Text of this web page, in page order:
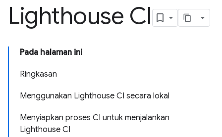
Lighthouse CI
Pada halaman ini
Ringkasan
Menggunakan Lighthouse CI secara lokal
Menyiapkan proses CI untuk menjalankan
Lighthouse CI